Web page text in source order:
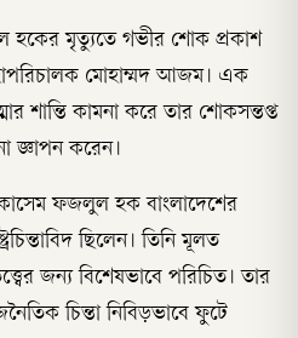
মৃত্যুতে গভীর শোক প্রকাশ
মোহাম্মদ আজম। এক
শান্তি কামনা করে তার শোকসন্তপ্ত
জ্ঞাপন করেন।
ফজলুল হক বাংলাদেশের
ছিলেন। তিনি মূলত
জন্য বিশেষভাবে পরিচিত। তার
চিন্তা নিবিড়ভাবে ফুটে